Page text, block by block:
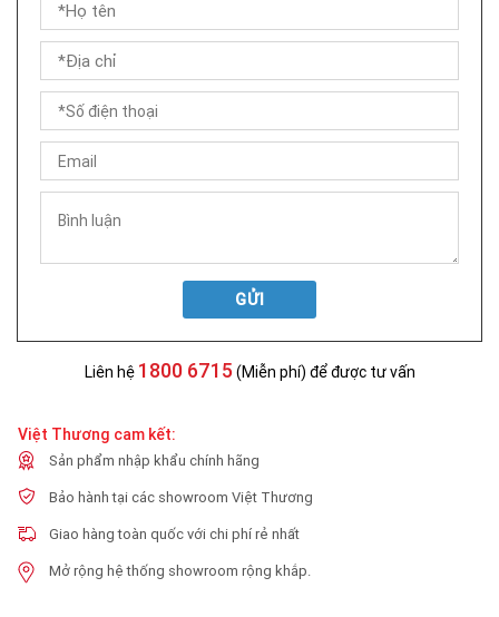
GỬI
Liên hệ 1800 6715 (Miễn phí) để được tư vấn
Việt Thương cam kết:
Sản phẩm nhập khẩu chính hãng
Bảo hành tại các showroom Việt Thương
Giao hàng toàn quốc với chi phí rẻ nhất
Mở rộng hệ thống showroom rộng khắp.